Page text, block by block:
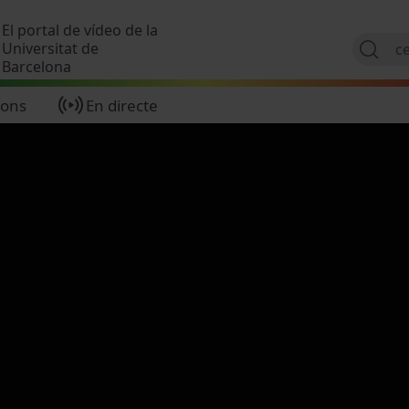
El portal de vídeo de la
Universitat de
Barcelona
En directe